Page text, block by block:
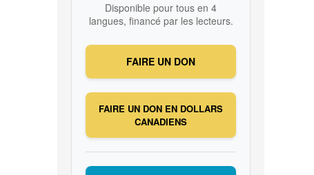
Disponible pour tous en 4
langues, financé par les lecteurs.
FAIRE UN DON
FAIRE UN DON EN DOLLARS
CANADIENS